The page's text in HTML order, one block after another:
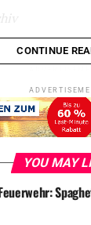
BLAULICHT
CONTINUE
YOU MAY